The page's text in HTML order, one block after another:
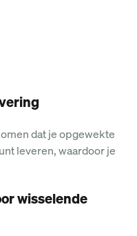
dat je opgewekte
leveren, waardoor je
wisselende